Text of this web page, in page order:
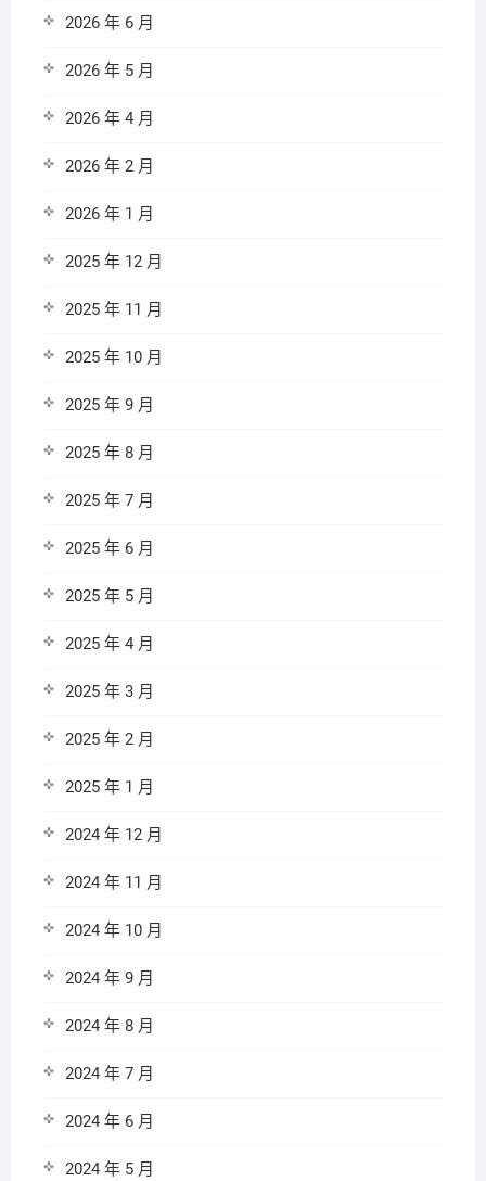
2026 年 6 月
2026 年 5 月
2026 年 4 月
2026 年 2 月
2026 年 1 月
2025 年 12 月
2025 年 11 月
2025 年 10 月
2025 年 9 月
2025 年 8 月
2025 年 7 月
2025 年 6 月
2025 年 5 月
2025 年 4 月
2025 年 3 月
2025 年 2 月
2025 年 1 月
2024 年 12 月
2024 年 11 月
2024 年 10 月
2024 年 9 月
2024 年 8 月
2024 年 7 月
2024 年 6 月
2024 年 5 月